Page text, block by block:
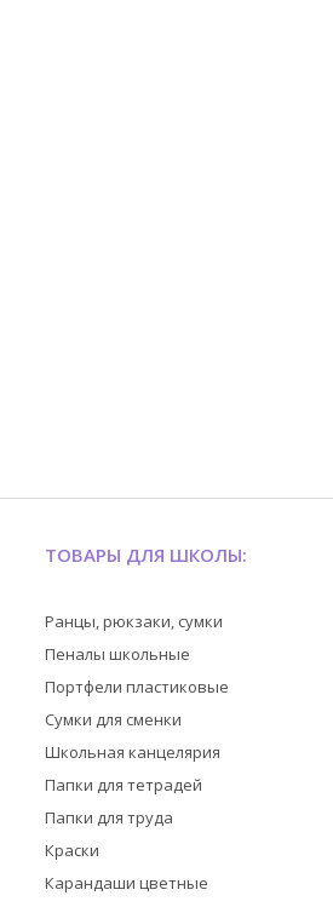
ТОВАРЫ ДЛЯ ШКОЛЫ:
Ранцы, рюкзаки, сумки
Пеналы школьные
Портфели пластиковые
Сумки для сменки
Школьная канцелярия
Папки для тетрадей
Папки для труда
Краски
Карандаши цветные